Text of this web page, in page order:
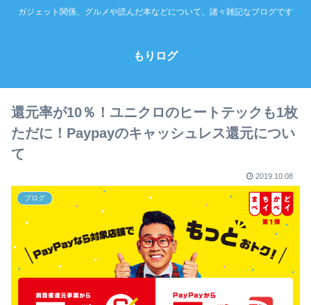
ガジェット関係、グルメや読んだ本などについて、諸々雑記なブログです
もりログ
還元率が10％！ユニクロのヒートテックも1枚
ただに！Paypayのキャッシュレス還元につい
て
2019.10.08
ブログ